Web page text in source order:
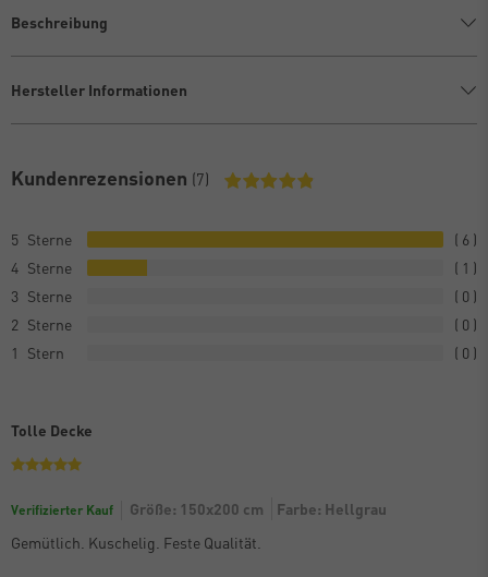
Beschreibung
Hersteller Informationen
Kundenrezensionen (7)
5
6
4
1
3
0
2
0
1
0
Tolle Decke
Verifizierter Kauf Größe: 150x200 cm
Farbe: Hellgrau
Gemütlich. Kuschelig. Feste Qualität.